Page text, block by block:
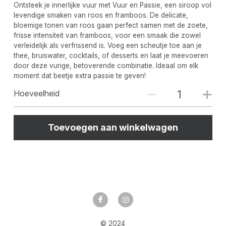
Ontsteek je innerlijke vuur met Vuur en Passie, een siroop vol
levendige smaken van roos en framboos. De delicate,
bloemige tonen van roos gaan perfect samen met de zoete,
frisse intensiteit van framboos, voor een smaak die zowel
verleidelijk als verfrissend is. Voeg een scheutje toe aan je
thee, bruiswater, cocktails, of desserts en laat je meevoeren
door deze vurige, betoverende combinatie. Ideaal om elk
moment dat beetje extra passie te geven!
Hoeveelheid
Toevoegen aan winkelwagen
© 2024